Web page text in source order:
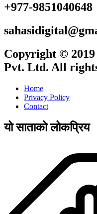
+977-9851040648
Copyright © 2019
Pvt. Ltd. All
Home
Privacy Policy
Contact
यो साताको लोकप्रिय